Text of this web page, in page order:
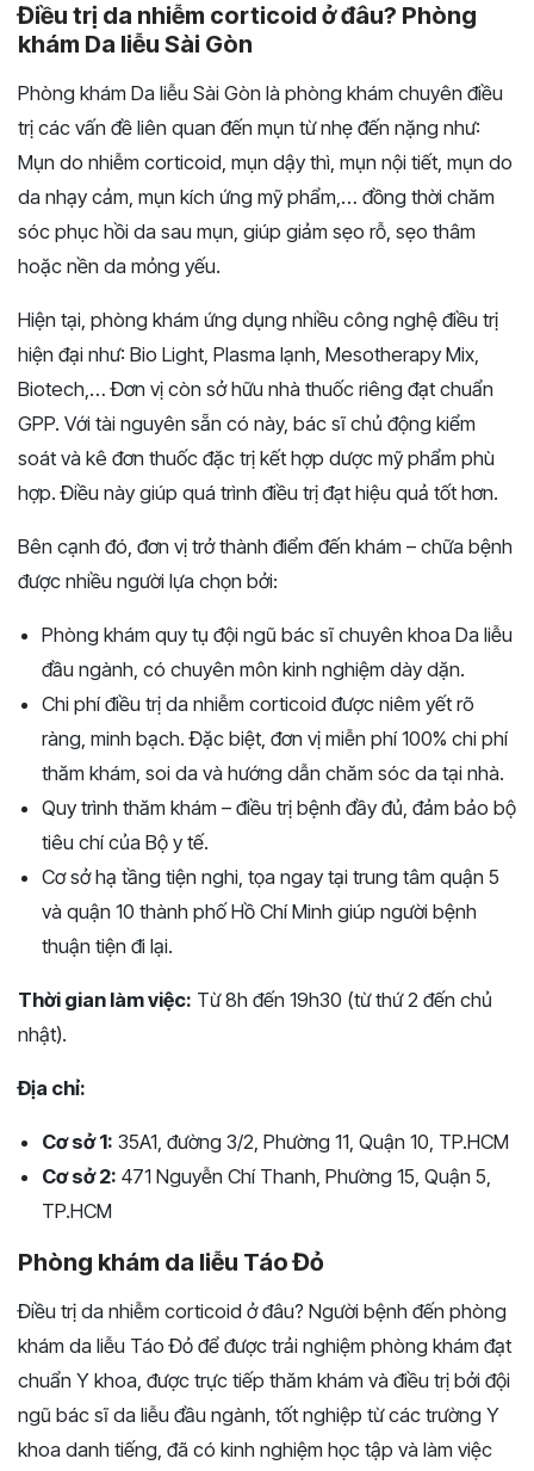
Điều trị da nhiễm corticoid ở đâu? Phòng
khám Da liễu Sài Gòn
Phòng khám Da liễu Sài Gòn là phòng khám chuyên điều
trị các vấn đề liên quan đến mụn từ nhẹ đến nặng như:
Mụn do nhiễm corticoid, mụn dậy thì, mụn nội tiết, mụn do
da nhạy cảm, mụn kích ứng mỹ phẩm,… đồng thời chăm
sóc phục hồi da sau mụn, giúp giảm sẹo rỗ, sẹo thâm
hoặc nền da mỏng yếu.
Hiện tại, phòng khám ứng dụng nhiều công nghệ điều trị
hiện đại như: Bio Light, Plasma lạnh, Mesotherapy Mix,
Biotech,… Đơn vị còn sở hữu nhà thuốc riêng đạt chuẩn
GPP. Với tài nguyên sẵn có này, bác sĩ chủ động kiểm
soát và kê đơn thuốc đặc trị kết hợp dược mỹ phẩm phù
hợp. Điều này giúp quá trình điều trị đạt hiệu quả tốt hơn.
Bên cạnh đó, đơn vị trở thành điểm đến khám – chữa bệnh
được nhiều người lựa chọn bởi:
Phòng khám quy tụ đội ngũ bác sĩ chuyên khoa Da liễu
đầu ngành, có chuyên môn kinh nghiệm dày dặn.
Chi phí điều trị da nhiễm corticoid được niêm yết rõ
ràng, minh bạch. Đặc biệt, đơn vị miễn phí 100% chi phí
thăm khám, soi da và hướng dẫn chăm sóc da tại nhà.
Quy trình thăm khám – điều trị bệnh đầy đủ, đảm bảo bộ
tiêu chí của Bộ y tế.
Cơ sở hạ tầng tiện nghi, tọa ngay tại trung tâm quận 5
và quận 10 thành phố Hồ Chí Minh giúp người bệnh
thuận tiện đi lại.
Thời gian làm việc: Từ 8h đến 19h30 (từ thứ 2 đến chủ
nhật).
Địa chỉ:
Cơ sở 1: 35A1, đường 3/2, Phường 11, Quận 10, TP.HCM
Cơ sở 2: 471 Nguyễn Chí Thanh, Phường 15, Quận 5,
TP.HCM
Phòng khám da liễu Táo Đỏ
Điều trị da nhiễm corticoid ở đâu? Người bệnh đến phòng
khám da liễu Táo Đỏ để được trải nghiệm phòng khám đạt
chuẩn Y khoa, được trực tiếp thăm khám và điều trị bởi đội
ngũ bác sĩ da liễu đầu ngành, tốt nghiệp từ các trường Y
khoa danh tiếng, đã có kinh nghiệm học tập và làm việc